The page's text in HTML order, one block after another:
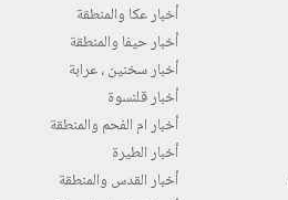
أخبار عكا والمنطقة
أخبار حيفا والمنطقة
أخبار سخنين ، عرابة
أخبار قلنسوة
أخبار ام الفحم والمنطقة
أخبار الطيرة
أخبار القدس والمنطقة